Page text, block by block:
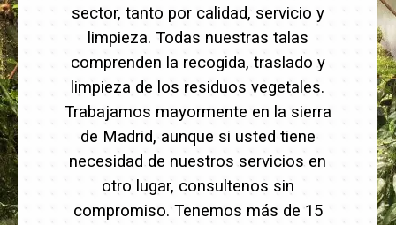
sector, tanto por calidad, servicio y
limpieza. Todas nuestras talas
comprenden la recogida, traslado y
limpieza de los residuos vegetales.
Trabajamos mayormente en la sierra
de Madrid, aunque si usted tiene
necesidad de nuestros servicios en
otro lugar, consultenos sin
compromiso. Tenemos más de 15